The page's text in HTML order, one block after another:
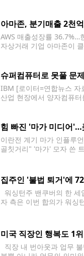
아마존, 분기매출 2천
AWS 매출성장률 36.7%…
자상거래 기업 아마존이
슈퍼컴퓨터로 못풀 문
IBM [로이터=연합뉴스 자
산업 현장에서 양자컴퓨
힘 빠진 '마가 미디어'…
이란전 계기 마가 인플루
골칫거리" '마가' 모자 쓴
집주인 '불법 퇴거'에
워싱턴주 밴쿠버의 한
자 측은 이번 합의가 워싱
미국 직장인 행복도 1
직장 내 번아웃과 업무